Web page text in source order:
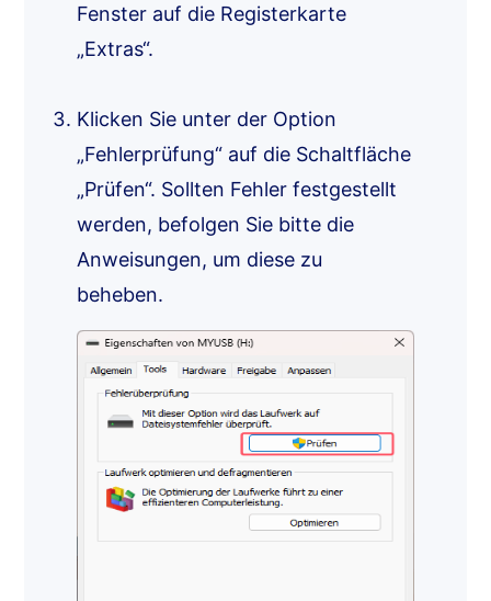
Fenster auf die Registerkarte
„Extras“.
Klicken Sie unter der Option
„Fehlerprüfung“ auf die Schaltfläche
„Prüfen“. Sollten Fehler festgestellt
werden, befolgen Sie bitte die
Anweisungen, um diese zu
beheben.